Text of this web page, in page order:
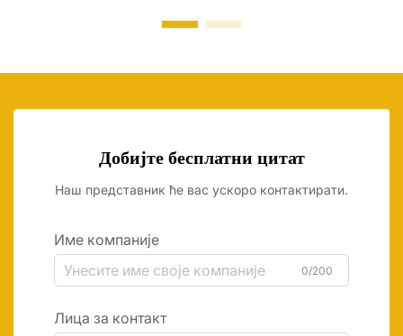
Добијте бесплатни цитат
Наш представник ће вас ускоро контактирати.
Име компаније
0/200
Лица за контакт